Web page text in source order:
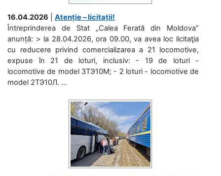
16.04.2026
Atenție – licitații!
Întreprinderea de Stat „Calea Ferată din Moldova”
anunță: > la 28.04.2026, ora 09.00, va avea loc licitaţia
cu reducere privind comercializarea a 21 locomotive,
expuse în 21 de loturi, inclusiv: - 19 de loturi -
locomotive de model 3ТЭ10М; - 2 loturi - locomotive de
model 2ТЭ10Л. ...